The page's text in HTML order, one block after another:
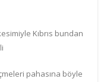
Kıbrıs bundan
pahasına böyle